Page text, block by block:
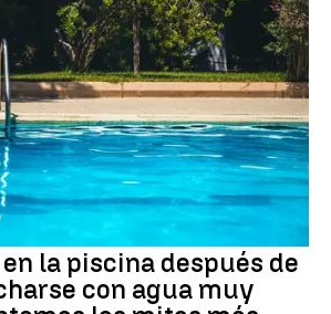
la piscina después de
con agua muy